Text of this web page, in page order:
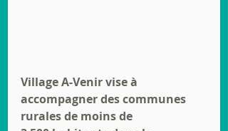
Village A-Venir vise à
accompagner des communes
rurales de moins de